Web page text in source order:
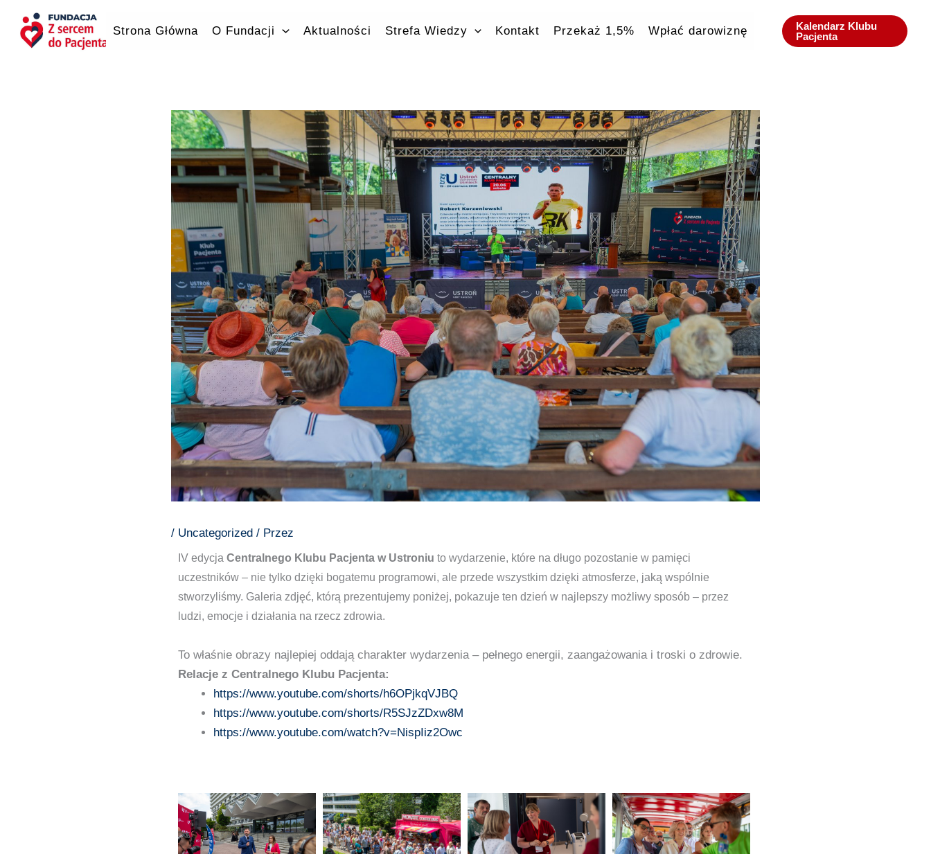
treści
Strona Główna O Fundacji Aktualności Strefa Wiedzy Kontakt Przekaż 1,5% Wpłać darowiznę
Kalendarz Klubu
Pacjenta
/ Uncategorized / Przez
IV edycja Centralnego Klubu Pacjenta w Ustroniu to wydarzenie, które na długo pozostanie w pamięci
uczestników – nie tylko dzięki bogatemu programowi, ale przede wszystkim dzięki atmosferze, jaką wspólnie
stworzyliśmy. Galeria zdjęć, którą prezentujemy poniżej, pokazuje ten dzień w najlepszy możliwy sposób – przez
ludzi, emocje i działania na rzecz zdrowia.
To właśnie obrazy najlepiej oddają charakter wydarzenia – pełnego energii, zaangażowania i troski o zdrowie.
Relacje z Centralnego Klubu Pacjenta:
https://www.youtube.com/shorts/h6OPjkqVJBQ
https://www.youtube.com/shorts/R5SJzZDxw8M
https://www.youtube.com/watch?v=NispIiz2Owc